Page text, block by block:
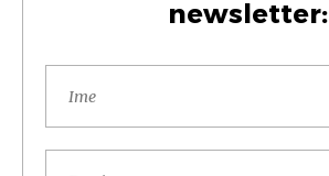
newsletter: